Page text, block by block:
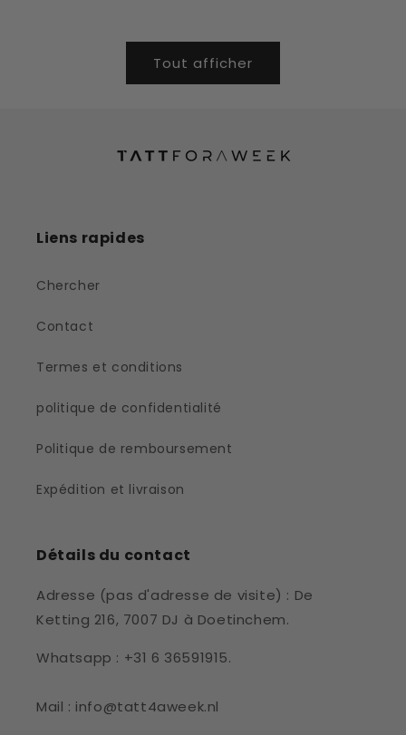
Tout afficher
Liens rapides
Chercher
Contact
Termes et conditions
politique de confidentialité
Politique de remboursement
Expédition et livraison
Détails du contact
Adresse (pas d'adresse de visite) : De
Ketting 216, 7007 DJ à Doetinchem.
Whatsapp : +31 6 36591915.
Mail : info@tatt4aweek.nl